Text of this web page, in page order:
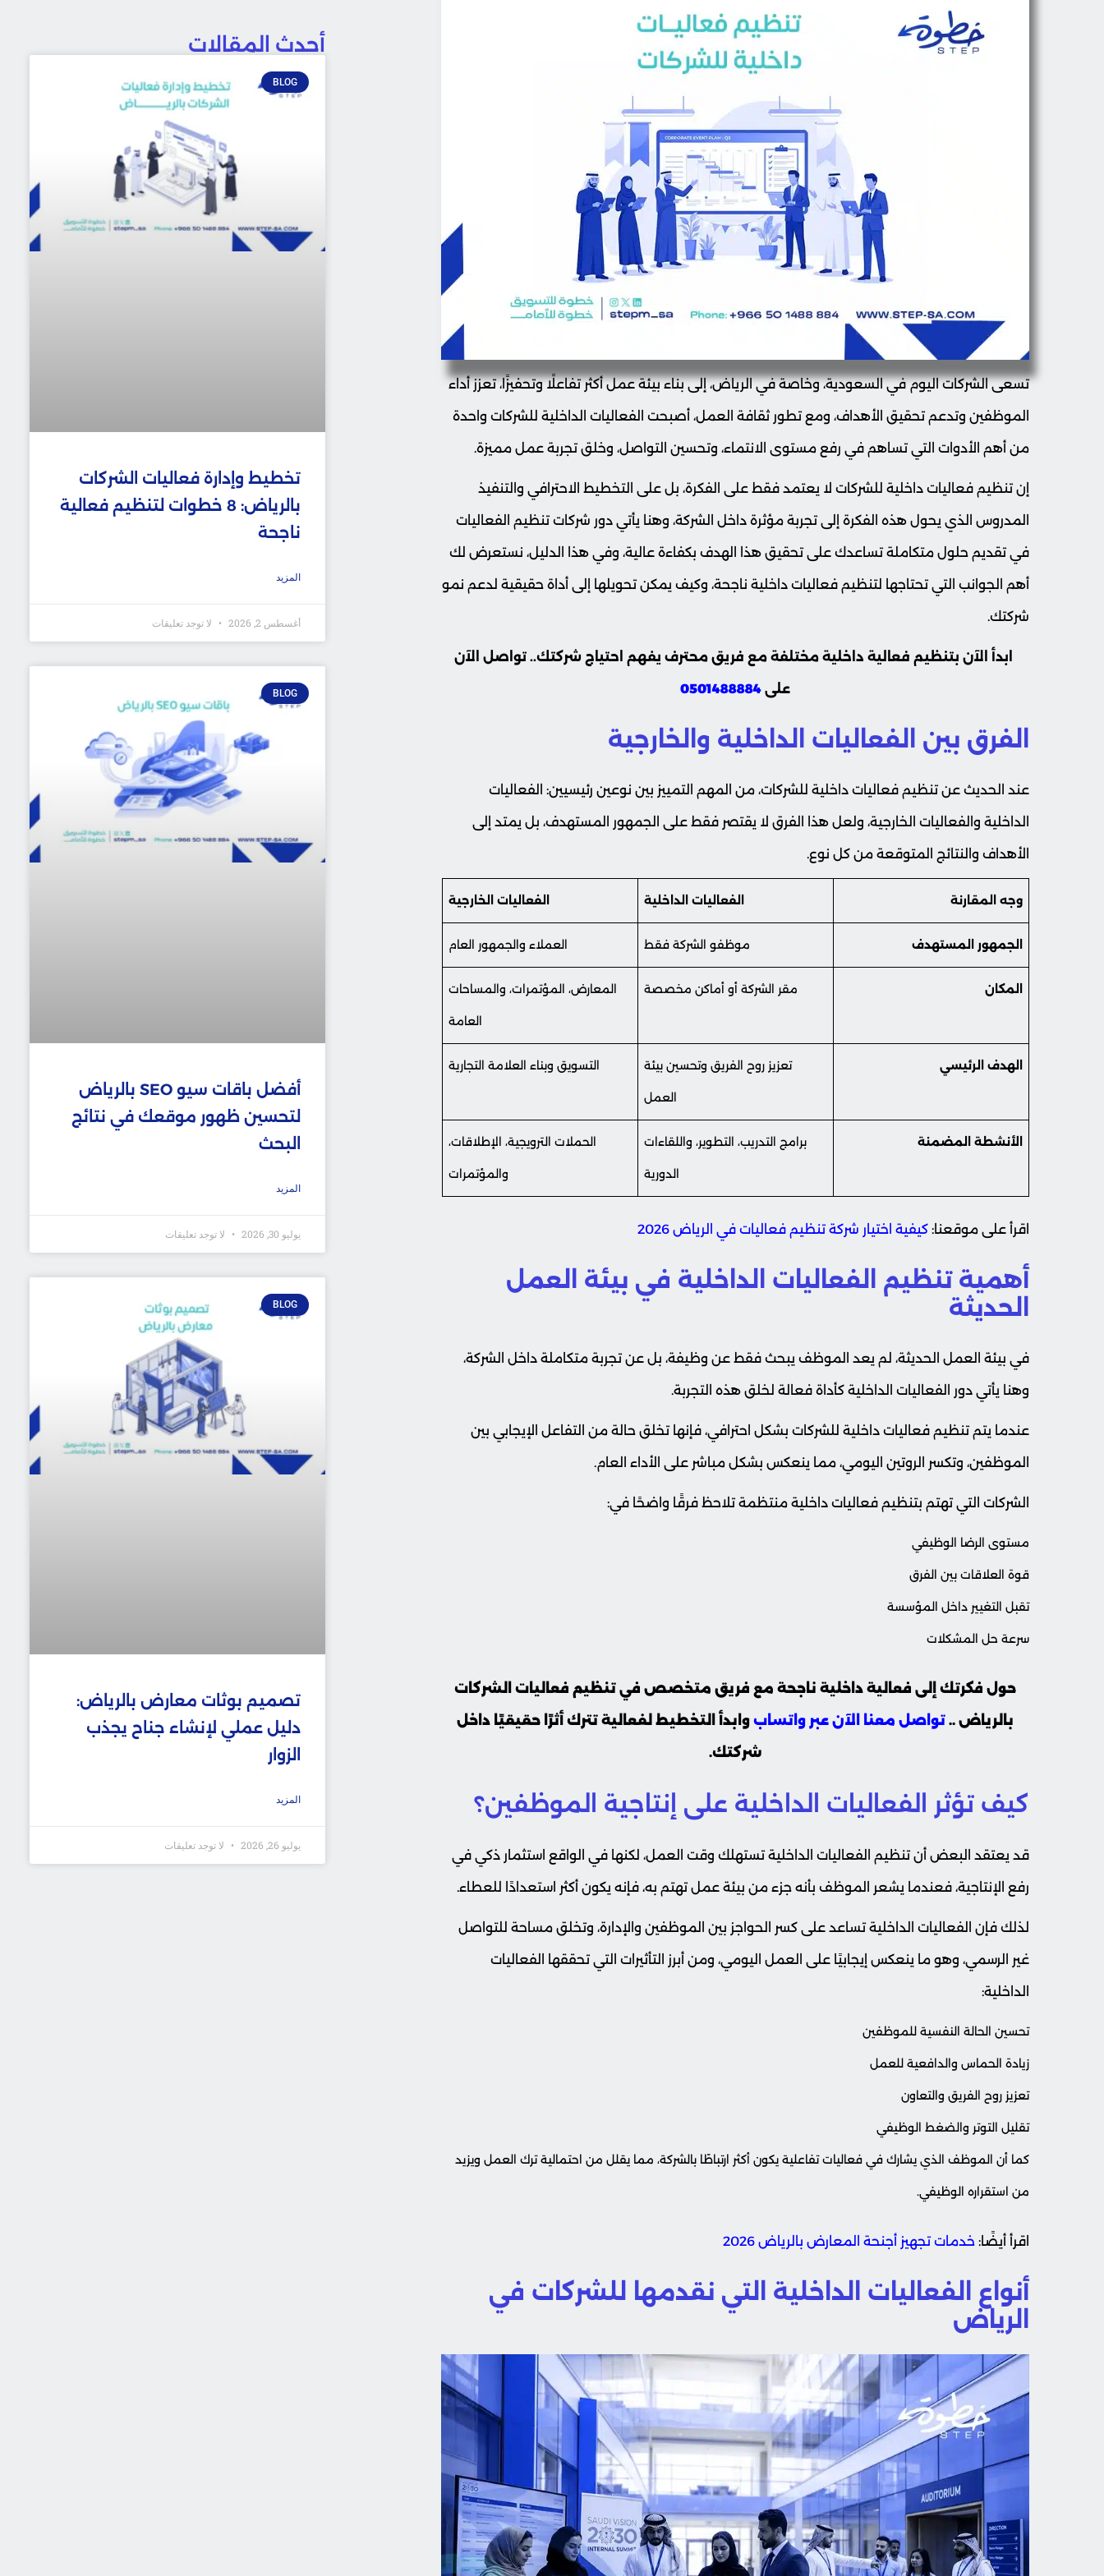
تسعى الشركات اليوم في السعودية، وخاصة في الرياض، إلى بناء بيئة عمل أكثر تفاعلًا وتحفيزًا، تعزز أداء
الموظفين وتدعم تحقيق الأهداف، ومع تطور ثقافة العمل، أصبحت الفعاليات الداخلية للشركات واحدة
من أهم الأدوات التي تساهم في رفع مستوى الانتماء، وتحسين التواصل، وخلق تجربة عمل مميزة.
إن تنظيم فعاليات داخلية للشركات لا يعتمد فقط على الفكرة، بل على التخطيط الاحترافي والتنفيذ
المدروس الذي يحول هذه الفكرة إلى تجربة مؤثرة داخل الشركة، وهنا يأتي دور شركات تنظيم الفعاليات
في تقديم حلول متكاملة تساعدك على تحقيق هذا الهدف بكفاءة عالية، وفي هذا الدليل، نستعرض لك
أهم الجوانب التي تحتاجها لتنظيم فعاليات داخلية ناجحة، وكيف يمكن تحويلها إلى أداة حقيقية لدعم نمو
شركتك.
ابدأ الآن بتنظيم فعالية داخلية مختلفة مع فريق محترف يفهم احتياج شركتك.. تواصل الآن
على 0501488884
الفرق بين الفعاليات الداخلية والخارجية
عند الحديث عن تنظيم فعاليات داخلية للشركات، من المهم التمييز بين نوعين رئيسيين: الفعاليات
الداخلية والفعاليات الخارجية، ولعل هذا الفرق لا يقتصر فقط على الجمهور المستهدف، بل يمتد إلى
الأهداف والنتائج المتوقعة من كل نوع.
وجه المقارنة الفعاليات الداخلية الفعاليات الخارجية
الجمهور المستهدف موظفو الشركة فقط العملاء والجمهور العام
المكان مقر الشركة أو أماكن مخصصة المعارض، المؤتمرات، والمساحات
العامة
الهدف الرئيسي تعزيز روح الفريق وتحسين بيئة
العمل
التسويق وبناء العلامة التجارية
الأنشطة المضمنة برامج التدريب، التطوير، واللقاءات
الدورية
الحملات الترويجية، الإطلاقات،
والمؤتمرات
اقرأ على موقعنا: كيفية اختيار شركة تنظيم فعاليات في الرياض 2026
أهمية تنظيم الفعاليات الداخلية في بيئة العمل
الحديثة
في بيئة العمل الحديثة، لم يعد الموظف يبحث فقط عن وظيفة، بل عن تجربة متكاملة داخل الشركة،
وهنا يأتي دور الفعاليات الداخلية كأداة فعالة لخلق هذه التجربة.
عندما يتم تنظيم فعاليات داخلية للشركات بشكل احترافي، فإنها تخلق حالة من التفاعل الإيجابي بين
الموظفين، وتكسر الروتين اليومي، مما ينعكس بشكل مباشر على الأداء العام.
الشركات التي تهتم بتنظيم فعاليات داخلية منتظمة تلاحظ فرقًا واضحًا في:
مستوى الرضا الوظيفي
قوة العلاقات بين الفرق
تقبل التغيير داخل المؤسسة
سرعة حل المشكلات
حول فكرتك إلى فعالية داخلية ناجحة مع فريق متخصص في تنظيم فعاليات الشركات
بالرياض .. تواصل معنا الآن عبر واتسابوابدأ التخطيط لفعالية تترك أثرًا حقيقيًا داخل
شركتك.
كيف تؤثر الفعاليات الداخلية على إنتاجية الموظفين؟
قد يعتقد البعض أن تنظيم الفعاليات الداخلية تستهلك وقت العمل، لكنها في الواقع استثمار ذكي في
رفع الإنتاجية، فعندما يشعر الموظف بأنه جزء من بيئة عمل تهتم به، فإنه يكون أكثر استعدادًا للعطاء.
لذلك فإن الفعاليات الداخلية تساعد على كسر الحواجز بين الموظفين والإدارة، وتخلق مساحة للتواصل
غير الرسمي، وهو ما ينعكس إيجابيًا على العمل اليومي، ومن أبرز التأثيرات التي تحققها الفعاليات
الداخلية:
تحسين الحالة النفسية للموظفين
زيادة الحماس والدافعية للعمل
تعزيز روح الفريق والتعاون
تقليل التوتر والضغط الوظيفي
كما أن الموظف الذي يشارك في فعاليات تفاعلية يكون أكثر ارتباطًا بالشركة، مما يقلل من احتمالية ترك العمل ويزيد
من استقراره الوظيفي.
اقرأ أيضًا: خدمات تجهيز أجنحة المعارض بالرياض 2026
أنواع الفعاليات الداخلية التي نقدمها للشركات في
الرياض
أحدث المقالات
BLOG
تخطيط وإدارة فعاليات الشركات
بالرياض: 8 خطوات لتنظيم فعالية
ناجحة
المزيد
أغسطس 2, 2026 لا توجد تعليقات
BLOG
أفضل باقات سيو SEO بالرياض
لتحسين ظهور موقعك في نتائج
البحث
المزيد
يوليو 30, 2026 لا توجد تعليقات
BLOG
تصميم بوثات معارض بالرياض:
دليل عملي لإنشاء جناح يجذب
الزوار
المزيد
يوليو 26, 2026 لا توجد تعليقات